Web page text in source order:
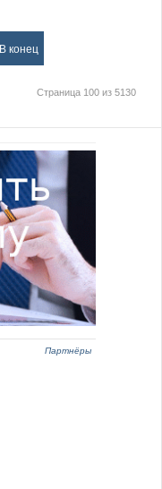
В конец
Страница 100 из 5130
Партнёры